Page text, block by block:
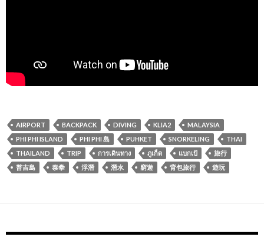
AIRPORT BACKPACK DIVING KLIA2
MALAYSIA
PHI PHI ISLAND
PHI PHI 島 PUHKET SNORKELING
THAI
THAILAND
TRIP การเดินทาง ภูเก็ต แบกเป้
旅行
普吉島
泰拳 浮潛 潛水 窮遊 背包旅行 遊玩